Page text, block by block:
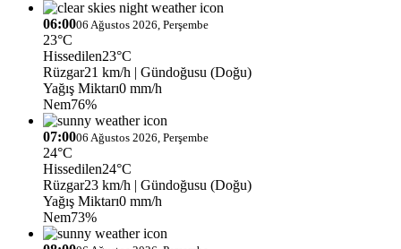
06:0006 Ağustos 2026, Perşembe
23°C
Hissedilen23°C
Rüzgar21 km/h | Gündoğusu (Doğu)
Yağış Miktarı0 mm/h
Nem76%
07:0006 Ağustos 2026, Perşembe
24°C
Hissedilen24°C
Rüzgar23 km/h | Gündoğusu (Doğu)
Yağış Miktarı0 mm/h
Nem73%